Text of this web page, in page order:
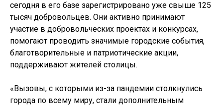
сегодня в его базе зарегистрировано уже свыше 125
тысяч добровольцев. Они активно принимают
участие в добровольческих проектах и конкурсах,
помогают проводить значимые городские события,
благотворительные и патриотические акции,
поддерживают жителей столицы.
«Вызовы, с которыми из-за пандемии столкнулись
города по всему миру, стали дополнительным